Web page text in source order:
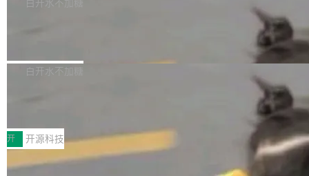
个主 agent 循环，外加一组后台 agent。这些后
白开水不加糖
库，并将作为transport接入Mooncake TENT。
MPComm将作为一种传输引擎接入Mooncake T
ENT，实现零拷贝传输性能提升30%、非零拷贝
传输性能最高提升5倍。UCL-MPComm底层基
白开水不加糖
型案例入选名单》，深信服“面向企业研发场景的
开源 AI 编程平台 CoStrict 应用”凭借卓越的技术
创新与落地成效成功入选。 全链路私有化部署，
开 开源科技
深信服AI算力网关入选工信部人工智能